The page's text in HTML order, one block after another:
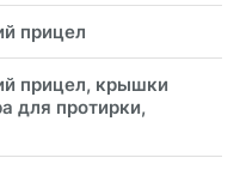
прицел
прицел, крышки
для протирки,